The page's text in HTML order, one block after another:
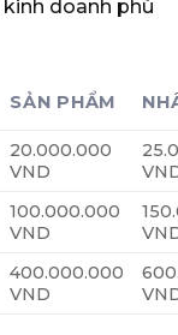
doanh phù
SẢN PHẨM
20.000.000
VND
100.000.000
VND
400.000.000
VND